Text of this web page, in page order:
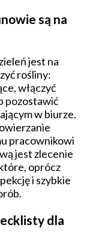
są na
jest na
rośliny:
włączyć
pozostawić
w biurze.
pracownikowi
jest zlecenie
oprócz
i szybkie
dla